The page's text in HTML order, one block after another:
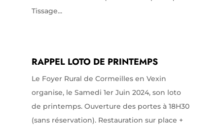
Tissage...
RAPPEL LOTO DE PRINTEMPS
Le Foyer Rural de Cormeilles en Vexin
organise, le Samedi 1er Juin 2024, son loto
de printemps. Ouverture des portes à 18H30
(sans réservation). Restauration sur place +